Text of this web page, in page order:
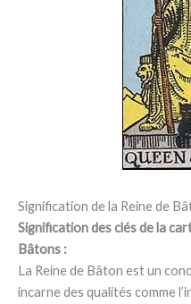
Signification de la Reine de
Signification des clés de la
Bâtons :
La Reine de Bâton est un
incarne des qualités comme